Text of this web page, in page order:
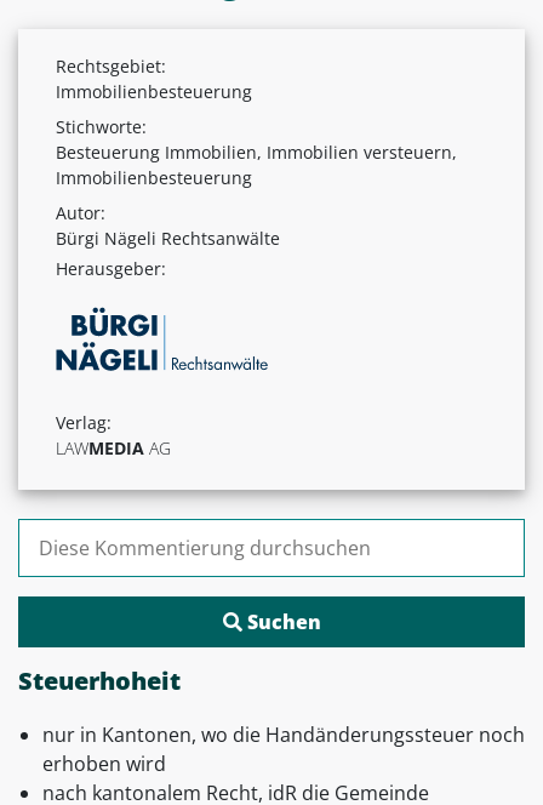
Rechtsgebiet:
Immobilienbesteuerung
Stichworte:
Besteuerung Immobilien, Immobilien versteuern,
Immobilienbesteuerung
Autor:
Bürgi Nägeli Rechtsanwälte
Herausgeber:
Verlag:
LAWMEDIA AG
Suchen nach:
Steuerhoheit
nur in Kantonen, wo die Handänderungssteuer noch
erhoben wird
nach kantonalem Recht, idR die Gemeinde